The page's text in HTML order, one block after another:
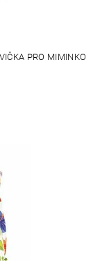
PRO MIMINKO